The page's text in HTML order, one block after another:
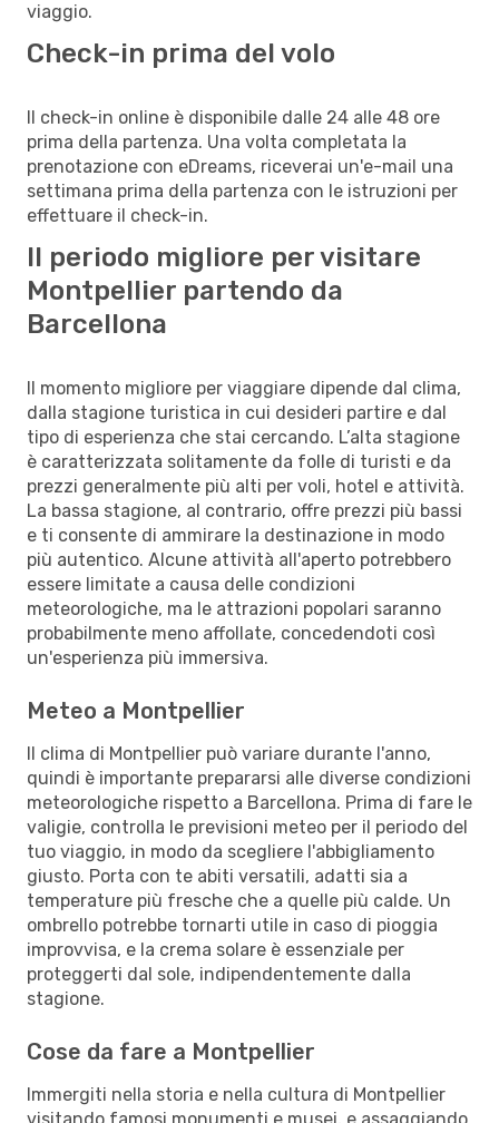
viaggio.
Check-in prima del volo
Il check-in online è disponibile dalle 24 alle 48 ore
prima della partenza. Una volta completata la
prenotazione con eDreams, riceverai un'e-mail una
settimana prima della partenza con le istruzioni per
effettuare il check-in.
Il periodo migliore per visitare
Montpellier partendo da
Barcellona
Il momento migliore per viaggiare dipende dal clima,
dalla stagione turistica in cui desideri partire e dal
tipo di esperienza che stai cercando. L’alta stagione
è caratterizzata solitamente da folle di turisti e da
prezzi generalmente più alti per voli, hotel e attività.
La bassa stagione, al contrario, offre prezzi più bassi
e ti consente di ammirare la destinazione in modo
più autentico. Alcune attività all'aperto potrebbero
essere limitate a causa delle condizioni
meteorologiche, ma le attrazioni popolari saranno
probabilmente meno affollate, concedendoti così
un'esperienza più immersiva.
Meteo a Montpellier
Il clima di Montpellier può variare durante l'anno,
quindi è importante prepararsi alle diverse condizioni
meteorologiche rispetto a Barcellona. Prima di fare le
valigie, controlla le previsioni meteo per il periodo del
tuo viaggio, in modo da scegliere l'abbigliamento
giusto. Porta con te abiti versatili, adatti sia a
temperature più fresche che a quelle più calde. Un
ombrello potrebbe tornarti utile in caso di pioggia
improvvisa, e la crema solare è essenziale per
proteggerti dal sole, indipendentemente dalla
stagione.
Cose da fare a Montpellier
Immergiti nella storia e nella cultura di Montpellier